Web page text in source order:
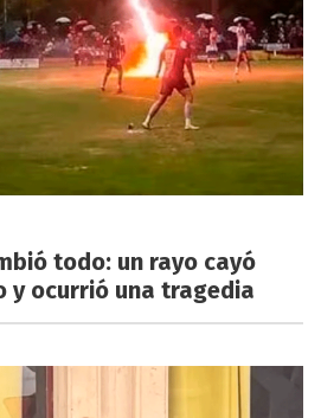
todo: un rayo cayó
y ocurrió una tragedia